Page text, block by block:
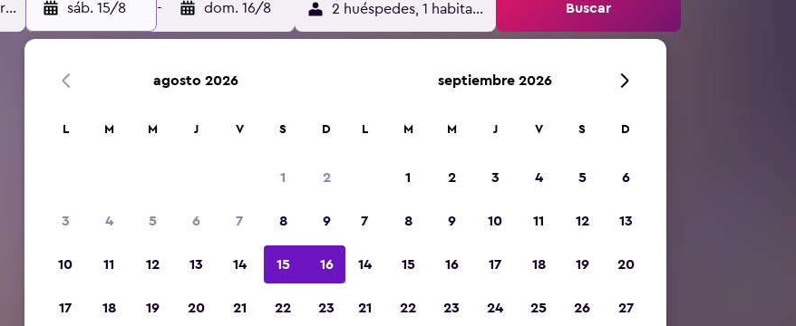
sáb. 15/8 - dom. 16/8 2 huéspedes, 1 habitación Buscar
agosto 2026
L M M J V S D
1 2
3 4 5 6 7 8 9
10 11 12 13 14 15 16
17 18 19 20 21 22 23
septiembre 2026
L M M J V S D
1 2 3 4 5 6
7 8 9 10 11 12 13
14 15 16 17 18 19 20
21 22 23 24 25 26 27